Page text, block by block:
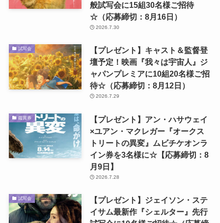
般試写会に15組30名様ご招待
☆（応募締切：8月16日）
2026.7.30
試写会
【プレゼント】キャスト＆監督登
壇予定！映画『我々は宇宙人』ジ
ャパンプレミアに10組20名様ご招
待☆（応募締切：8月12日）
2026.7.29
鑑賞券
【プレゼント】アン・ハサウェイ
×ユアン・マクレガー『オークス
トリートの異変』ムビチケオンラ
イン券を3名様に☆【応募締切：8
月9日】
2026.7.28
試写会
【プレゼント】ジェイソン・ステ
イサム最新作『シェルター』先行